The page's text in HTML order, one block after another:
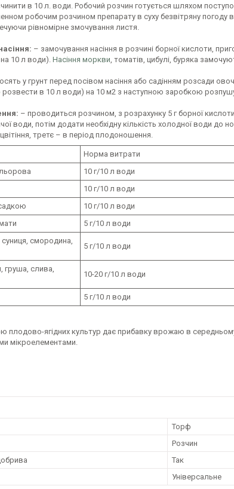
в 10 л. води. Робочий розчин готується шляхом
робочим розчином препарату в суху безвітряну погоду в
рівномірне змочування листя.
– замочування насіння в розчині борної кислоти,
10 л води). Насіння моркви, томатів, цибулі, буряка
у грунт перед посівом насіння або садінням розсади
розвести в 10 л води) на 10 м2 з наступною заробкою
– проводиться розчином, з розрахунку 5 г борної
води, потім додати необхідну кількість холодної води
цвітіння, третє – в період плодоношення.
Норма витрати
10 г/10 л води
10 г/10 л води
10 г/10 л води
5 г/10 л води
суниця, смородина,
5 г/10 л води
груша, слива,
10-20 г/10 л води
5 г/10 л води
ягідних культур дає прибавку врожаю в середньому
мікроелементами.
Торф
Розчин
Так
Універсальне